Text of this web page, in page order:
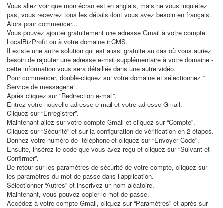
Vous allez voir que mon écran est en anglais, mais ne vous inquiétez
pas, vous recevrez tous les détails dont vous avez besoin en français.
Alors pour commencer...
Vous pouvez ajouter gratuitement une adresse Gmail à votre compte
LocalBizProfit ou à votre domaine inCMS.
Il existe une autre solution qui est aussi gratuite au cas où vous auriez
besoin de rajouter une adresse e-mail supplémentaire à votre domaine -
cette information vous sera détaillée dans une autre vidéo.
Pour commencer, double-cliquez sur votre domaine et sélectionnez “
Service de messagerie”.
Après cliquez sur “Redirection e-mail”.
Entrez votre nouvelle adresse e-mail et votre adresse Gmail.
Cliquez sur “Enregistrer”.
Maintenant allez sur votre compte Gmail et cliquez sur “Compte”.
Cliquez sur “Sécurité” et sur la configuration de vérification en 2 étapes.
Donnez votre numéro de téléphone et cliquez sur “Envoyer Code”.
Ensuite, insérez le code que vous avez reçu et cliquez sur “Suivant et
Confirmer”.
De retour sur les paramètres de sécurité de votre compte, cliquez sur
les paramètres du mot de passe dans l’application.
Sélectionner “Autres” et inscrivez un nom aléatoire.
Maintenant, vous pouvez copier le mot de passe.
Accédez à votre compte Gmail, cliquez sur “Paramètres” et après sur